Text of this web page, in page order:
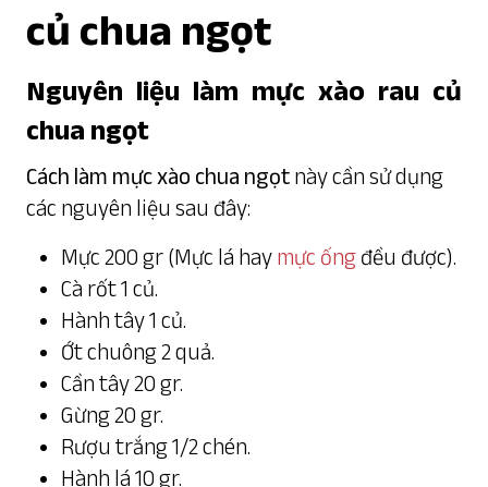
củ chua ngọt
Nguyên liệu làm mực xào rau củ
chua ngọt
Cách làm mực xào chua ngọt này cần sử dụng
các nguyên liệu sau đây:
Mực 200 gr (Mực lá hay mực ống đều được).
Cà rốt 1 củ.
Hành tây 1 củ.
Ớt chuông 2 quả.
Cần tây 20 gr.
Gừng 20 gr.
Rượu trắng 1/2 chén.
Hành lá 10 gr.